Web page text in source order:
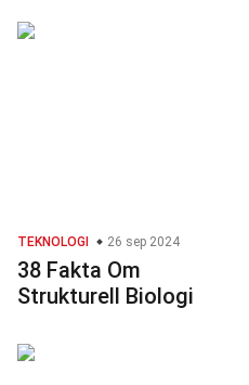
TEKNOLOGI 26 sep 2024
38 Fakta Om
Strukturell Biologi